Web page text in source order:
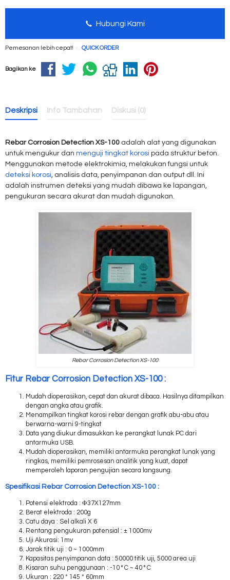
Hubungi Kami
Pemesanan lebih cepat! QUICK ORDER
Bagikan ke
Deskripsi Info Tambahan Diskusi (0)
Rebar Corrosion Detection XS-100 adalah alat yang digunakan
untuk mengukur dan menguji tingkat korosi pada struktur beton.
Menggunakan metode elektrokimia, melakukan fungsi untuk
deteksi korosi, analisis data, penyimpanan dan output dll. Ini
adalah instrumen deteksi yang mudah dibawa ke lapangan,
pengukuran secara akurat dan mudah digunakan.
Rebar Corrosion Detection XS-100
Fitur Rebar Corrosion Detection XS-100 :
Mudah dioperasikan, cepat dan akurat dibaca. Hasilnya ditampilkan
dengan angka atau grafik.
Menampilkan tingkat korosi rebar dengan grafik abu-abu atau
berwarna-warni 9-tingkat
Data yang diukur dimasukkan ke perangkat lunak PC dari
antarmuka USB.
Mudah dioperasikan, memiliki antarmuka perangkat lunak yang
ringkas, memiliki pemrosesan analitik yang kuat, dapat
memperoleh laporan pengujian secara langsung.
Spesifikasi Rebar Corrosion Detection XS-100 :
Potensi elektroda : Φ37X127mm
Berat elektroda : 200g
Catu daya : Sel alkali X 6
Rentang pengukuran potensial : ± 1000mv
Uji Akurasi: 1mv
Jarak titik uji : 0 ~ 1000mm
Kapasitas penyimpanan data : 50000 titik uji, 5000 area uji
Kisaran suhu penggunaan : -10 ° C ~ 40 ° C
Ukuran : 220 * 145 * 60mm